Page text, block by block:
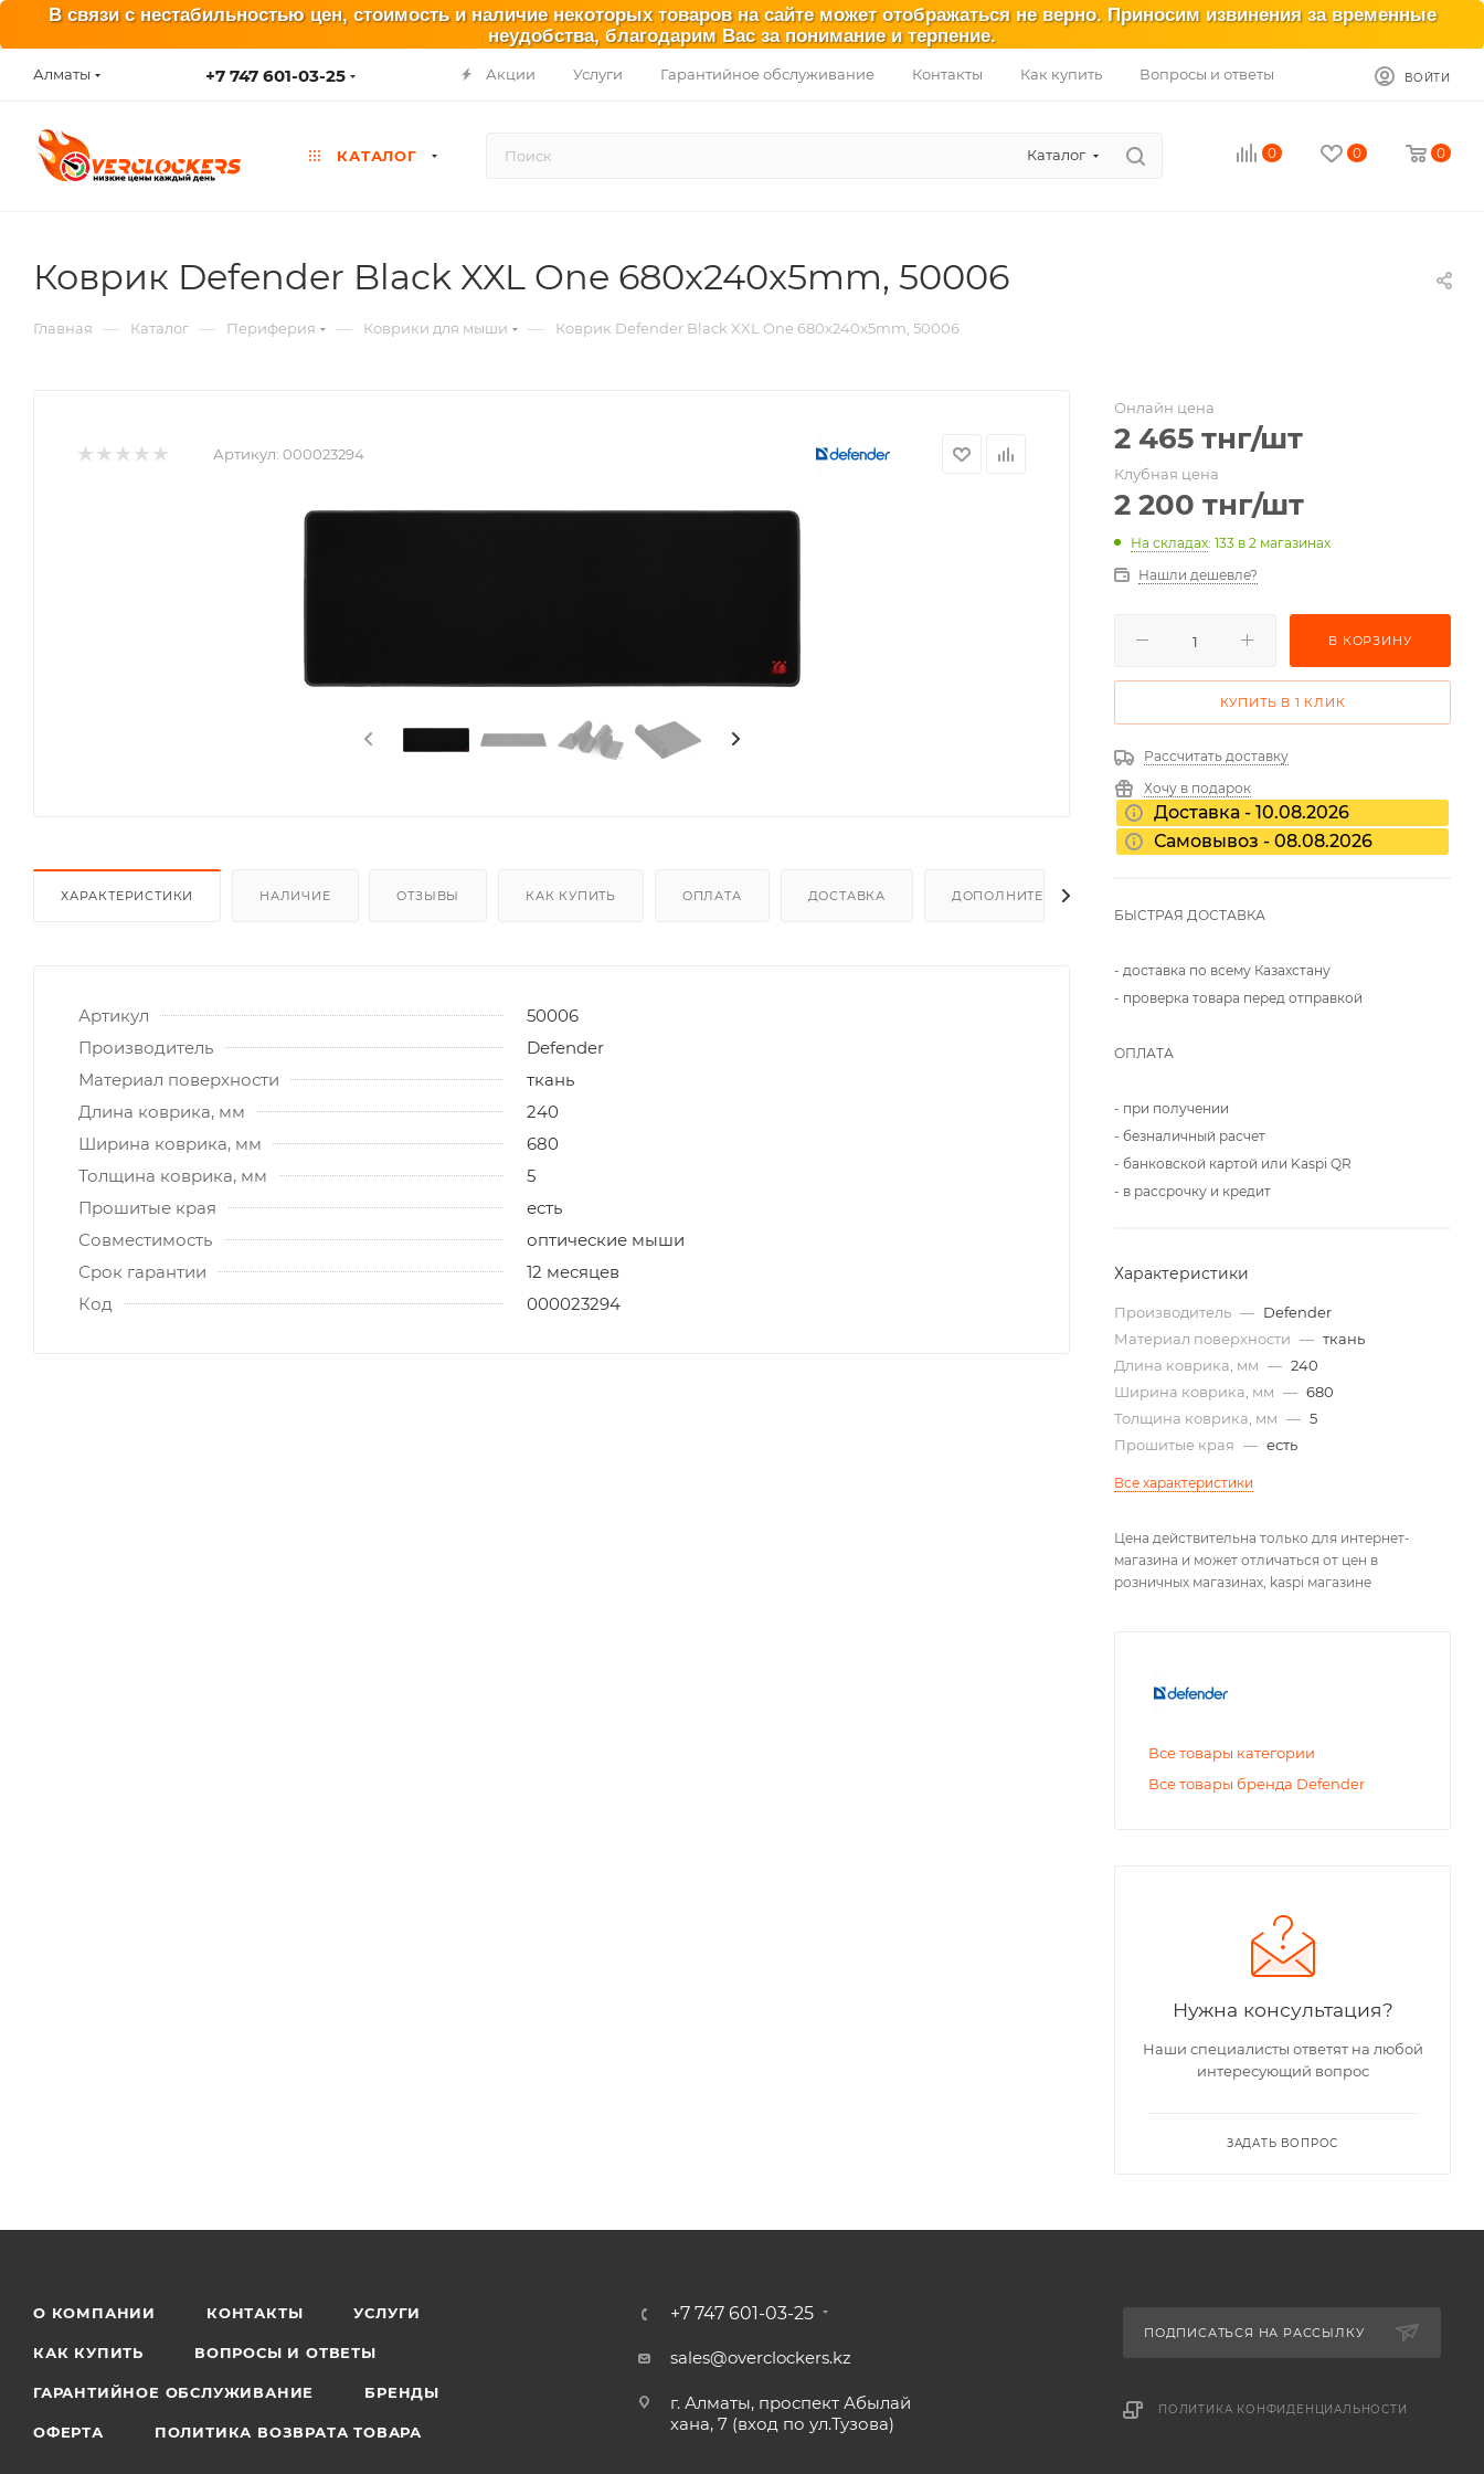
В связи с нестабильностью цен, стоимость и наличие некоторых товаров на сайте может отображаться не верно. Приносим извинения за временные
неудобства, благодарим Вас за понимание и терпение.
Алматы +7 747 601-03-25 Акции Услуги Гарантийное обслуживание Контакты Как купить Вопросы и ответы ВОЙТИ
КАТАЛОГ Каталог 0 0 0
Коврик Defender Black XXL One 680x240x5mm, 50006
Главная — Каталог — Периферия — Коврики для мыши — Коврик Defender Black XXL One 680x240x5mm, 50006
Артикул: 000023294
ХАРАКТЕРИСТИКИ НАЛИЧИЕ ОТЗЫВЫ КАК КУПИТЬ ОПЛАТА ДОСТАВКА ДОПОЛНИТЕЛЬНО
Артикул
50006
Производитель
Defender
Материал поверхности
ткань
Длина коврика, мм
240
Ширина коврика, мм
680
Толщина коврика, мм
5
Прошитые края
есть
Совместимость
оптические мыши
Срок гарантии
12 месяцев
Код
000023294
Онлайн цена
2 465 тнг/шт
Клубная цена
2 200 тнг/шт
На складах: 133 в 2 магазинах
Нашли дешевле?
В КОРЗИНУ
КУПИТЬ В 1 КЛИК
Рассчитать доставку
Хочу в подарок
Доставка - 10.08.2026
Самовывоз - 08.08.2026
БЫСТРАЯ ДОСТАВКА
- доставка по всему Казахстану
- проверка товара перед отправкой
ОПЛАТА
- при получении
- безналичный расчет
- банковской картой или Kaspi QR
- в рассрочку и кредит
Характеристики
Производитель — Defender
Материал поверхности — ткань
Длина коврика, мм — 240
Ширина коврика, мм — 680
Толщина коврика, мм — 5
Прошитые края — есть
Все характеристики
Цена действительна только для интернет-
магазина и может отличаться от цен в
розничных магазинах, kaspi магазине
Все товары категории
Все товары бренда Defender
Нужна консультация?
Наши специалисты ответят на любой
интересующий вопрос
ЗАДАТЬ ВОПРОС
О КОМПАНИИ КОНТАКТЫ УСЛУГИ
КАК КУПИТЬ ВОПРОСЫ И ОТВЕТЫ
ГАРАНТИЙНОЕ ОБСЛУЖИВАНИЕ БРЕНДЫ
ОФЕРТА ПОЛИТИКА ВОЗВРАТА ТОВАРА
+7 747 601-03-25
sales@overclockers.kz
г. Алматы, проспект Абылай
хана, 7 (вход по ул.Тузова)
ПОДПИСАТЬСЯ НА РАССЫЛКУ
ПОЛИТИКА КОНФИДЕНЦИАЛЬНОСТИ